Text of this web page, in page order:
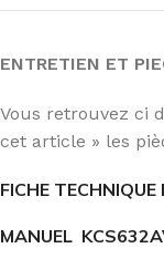
ENTRETIEN ET
Vous retrouvez ci
cet article » les
FICHE
MANUEL